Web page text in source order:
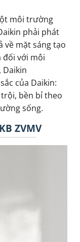
môi trường
phải phát
về mặt sáng tạo
đối với môi
Daikin
của Daikin:
bền bỉ theo
sống.
ZVMV